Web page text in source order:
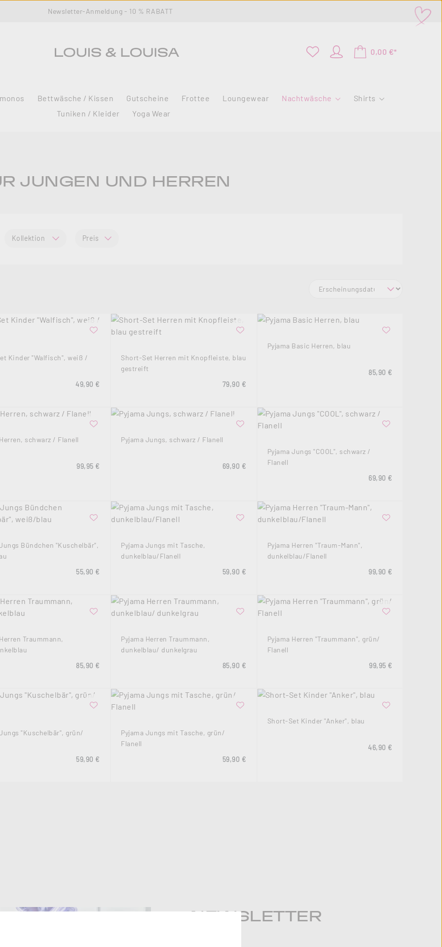
Newsletter-Anmeldung - 10 % RABATT
0,00 €*
Bettwäsche / Kissen Gutscheine Frottee Loungewear Nachtwäsche
Shirts
Tuniken / Kleider
Yoga Wear
JUNGEN UND HERREN
Kollektion Preis
Kinder "Walfisch", weiß /
Regulärer Preis:
49,90 €
Short-Set Herren mit Knopfleiste, blau
gestreift
Regulärer Preis:
79,90 €
Pyjama Basic Herren, blau
Regulärer Preis:
85,90 €
schwarz / Flanell
Regulärer Preis:
99,95 €
Pyjama Jungs, schwarz / Flanell
Regulärer Preis:
69,90 €
Pyjama Jungs "COOL", schwarz /
Flanell
Regulärer Preis:
69,90 €
Bündchen "Kuschelbär",
Regulärer Preis:
55,90 €
Pyjama Jungs mit Tasche,
dunkelblau/Flanell
Regulärer Preis:
59,90 €
Pyjama Herren "Traum-Mann",
dunkelblau/Flanell
Regulärer Preis:
99,90 €
Traummann,
Regulärer Preis:
85,90 €
Pyjama Herren Traummann,
dunkelblau/ dunkelgrau
Regulärer Preis:
85,90 €
Pyjama Herren "Traummann", grün/
Flanell
Regulärer Preis:
99,95 €
"Kuschelbär", grün/
Regulärer Preis:
59,90 €
Pyjama Jungs mit Tasche, grün/
Flanell
Regulärer Preis:
59,90 €
Short-Set Kinder "Anker", blau
Regulärer Preis:
46,90 €
NEWSLETTER